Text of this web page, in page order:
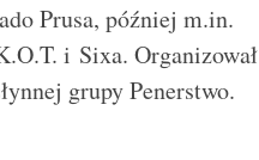
Prusa, później m.in.
i Sixa. Organizował
grupy Penerstwo.